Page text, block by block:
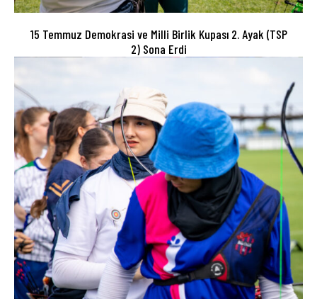
15 Temmuz Demokrasi ve Milli Birlik Kupası 2. Ayak (TSP
2) Sona Erdi